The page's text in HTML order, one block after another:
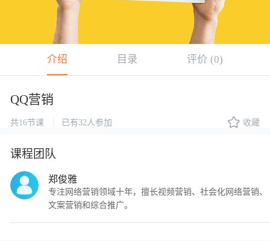
介绍 目录 评价 (0)
QQ营销
共16节课 已有32人参加  收藏
课程团队
郑俊雅
专注网络营销领域十年，擅长视频营销、社会化网络营销、
文案营销和综合推广。